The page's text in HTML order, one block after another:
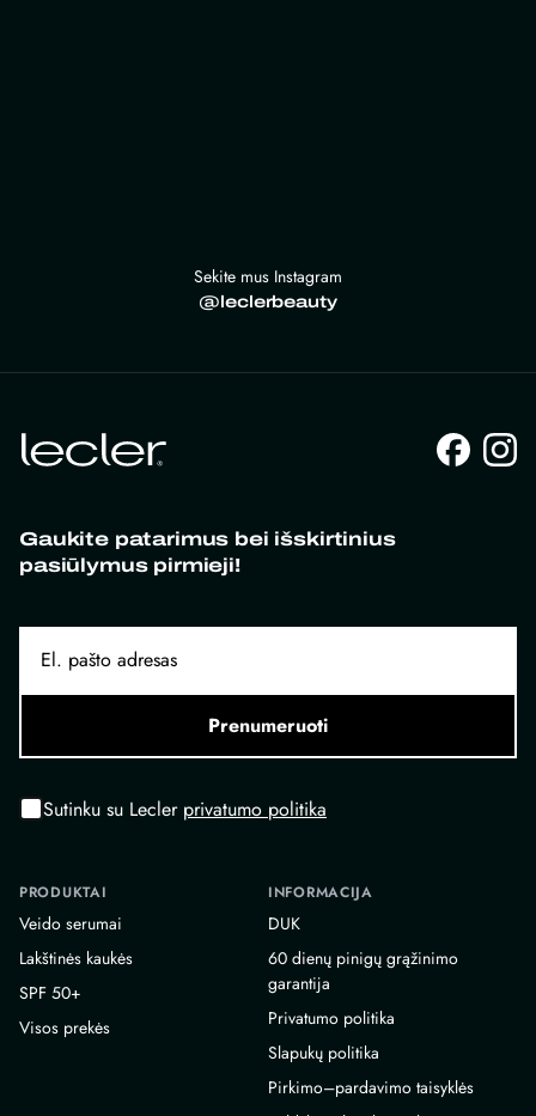
Sekite mus Instagram
@leclerbeauty
Gaukite patarimus bei išskirtinius
pasiūlymus pirmieji!
Prenumeruoti
Sutinku su Lecler privatumo politika
PRODUKTAI
Veido serumai
Lakštinės kaukės
SPF 50+
Visos prekės
INFORMACIJA
DUK
60 dienų pinigų grąžinimo
garantija
Privatumo politika
Slapukų politika
Pirkimo–pardavimo taisyklės